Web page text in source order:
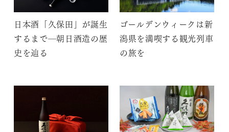
日本酒「久保田」が誕生
するまで―朝日酒造の歴
史を辿る
ゴールデンウィークは新
潟県を満喫する観光列車
の旅を